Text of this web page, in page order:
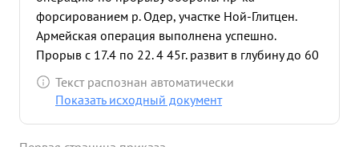
форсированием р. Одер, участке Ной-Глитцен.
Армейская операция выполнена успешно.
Прорыв с 17.4 по 22. 4 45г. развит в глубину до 60
клм. За мастерское ...»
Текст распознан автоматически
Показать исходный документ